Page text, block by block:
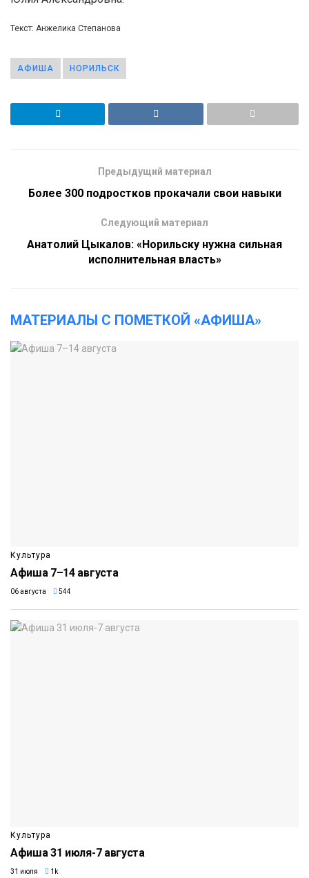
Текст: Анжелика Степанова
АФИША НОРИЛЬСК
Предыдущий материал
Более 300 подростков прокачали свои навыки
Следующий материал
Анатолий Цыкалов: «Норильску нужна сильная
исполнительная власть»
МАТЕРИАЛЫ С ПОМЕТКОЙ «АФИША»
Культура
Афиша 7–14 августа
06 августа 544
Культура
Афиша 31 июля-7 августа
31 июля 1k